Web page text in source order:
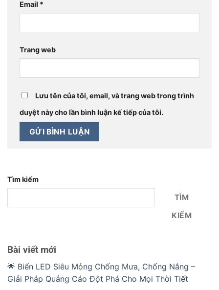
Email *
Trang web
Lưu tên của tôi, email, và trang web trong trình
duyệt này cho lần bình luận kế tiếp của tôi.
Tìm kiếm
TÌM
KIẾM
Bài viết mới
🌟 Biển LED Siêu Mỏng Chống Mưa, Chống Nắng –
Giải Pháp Quảng Cáo Đột Phá Cho Mọi Thời Tiết